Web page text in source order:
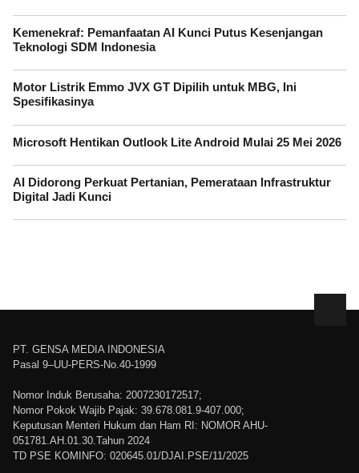
Kemenekraf: Pemanfaatan AI Kunci Putus Kesenjangan
Teknologi SDM Indonesia
Motor Listrik Emmo JVX GT Dipilih untuk MBG, Ini
Spesifikasinya
Microsoft Hentikan Outlook Lite Android Mulai 25 Mei 2026
AI Didorong Perkuat Pertanian, Pemerataan Infrastruktur
Digital Jadi Kunci
PT. GENSA MEDIA INDONESIA
Pasal 9–UU-PERS-No.40-1999
Nomor Induk Berusaha: 2007230172517;
Nomor Pokok Wajib Pajak: 39.678.081.9-407.000;
Keputusan Menteri Hukum dan Ham RI: NOMOR AHU-
051781.AH.01.30.Tahun 2024
TD PSE KOMINFO: 020645.01/DJAI.PSE/11/2025